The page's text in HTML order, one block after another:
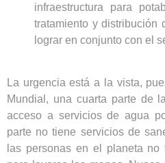
infraestructura para
tratamiento y distribución
lograr en conjunto con el
La urgencia está a la vista,
Mundial, una cuarta parte de
acceso a servicios de agua
parte no tiene servicios de
las personas en el planeta no